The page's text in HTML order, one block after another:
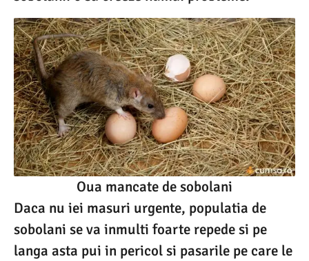
Oua mancate de sobolani
Daca nu iei masuri urgente, populatia de
sobolani se va inmulti foarte repede si pe
langa asta pui in pericol si pasarile pe care le